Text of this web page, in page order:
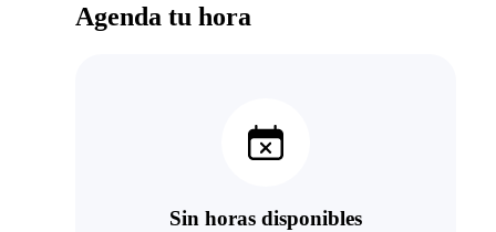
Agenda tu hora
Sin horas disponibles